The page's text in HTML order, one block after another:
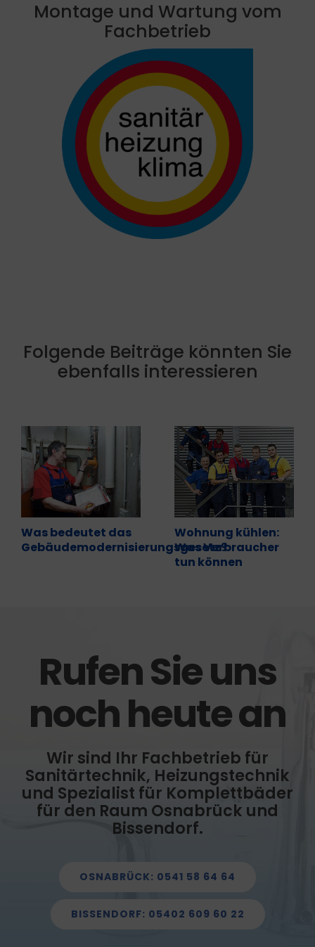
Montage und Wartung vom
Fachbetrieb
Folgende Beiträge könnten Sie
ebenfalls interessieren
Was bedeutet das
Gebäudemodernisierungsgesetz?
Wohnung kühlen:
Was Verbraucher
tun können
Rufen Sie uns
noch heute an
Wir sind Ihr Fachbetrieb für
Sanitärtechnik, Heizungstechnik
und Spezialist für Komplettbäder
für den Raum Osnabrück und
Bissendorf.
OSNABRÜCK: 0541 58 64 64
BISSENDORF: 05402 609 60 22